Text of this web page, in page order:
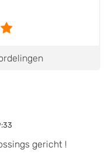
gericht !